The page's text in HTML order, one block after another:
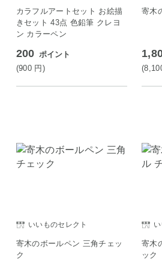
カラフルアートセット お絵描
きセット 43点 色鉛筆 クレヨ
ン カラーペン
200 ポイント
(900 円 )
寄木
いいものセレクト
寄木のボールペン 三角チェッ
ク
寄木
ック